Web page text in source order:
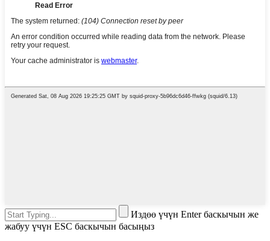
Издөө үчүн Enter баскычын же
жабуу үчүн ESC баскычын басыңыз